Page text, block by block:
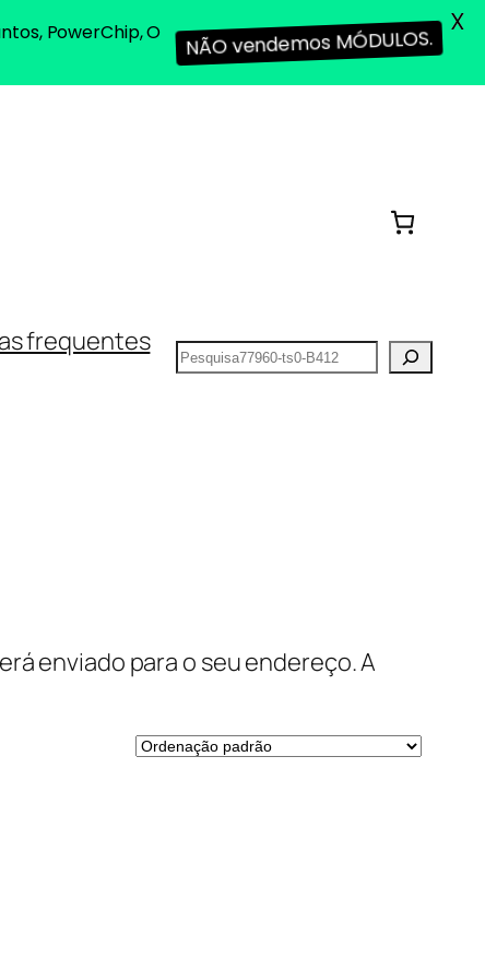
frequentes
Pesquisar
enviado para o seu endereço. A
PowerChip, O
NÃO vendemos MÓDULOS.
X